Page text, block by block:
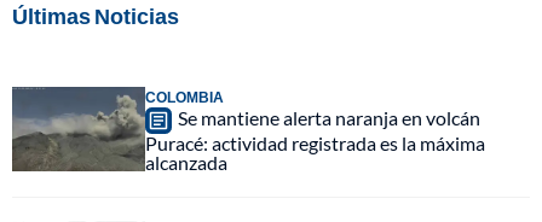
Últimas Noticias
COLOMBIA
Se mantiene alerta naranja en volcán
Puracé: actividad registrada es la máxima
alcanzada